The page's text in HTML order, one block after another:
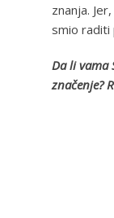
znanja.
smio raditi
Da li vama
značenje?